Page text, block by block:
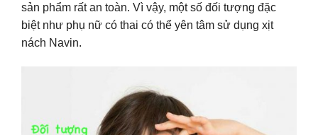
sản phẩm rất an toàn. Vì vậy, một số đối tượng đặc
biệt như phụ nữ có thai có thể yên tâm sử dụng xịt
nách Navin.